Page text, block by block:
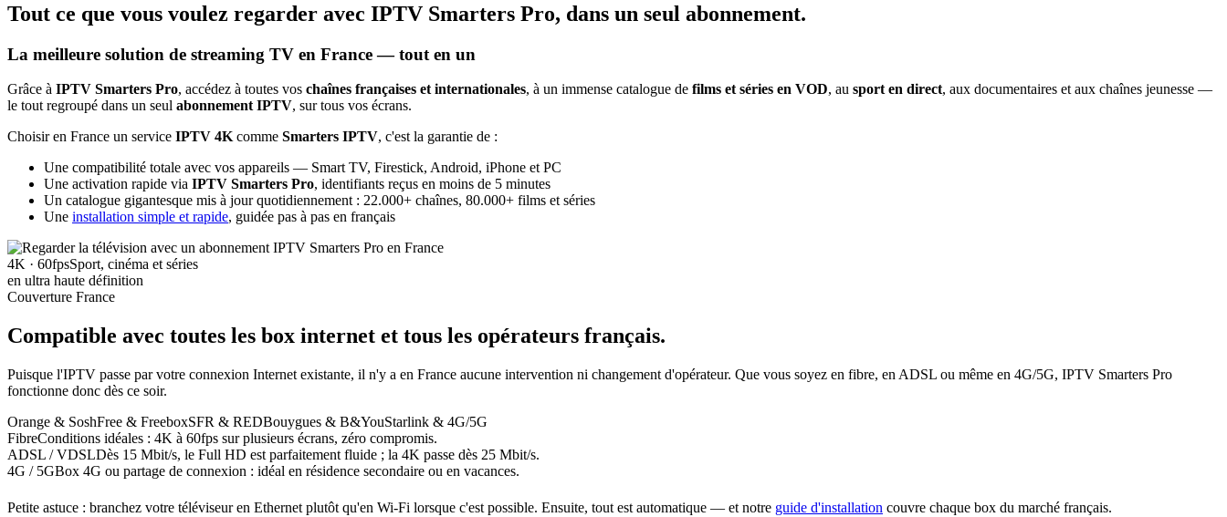
Tout ce que vous voulez regarder avec IPTV Smarters Pro, dans un seul abonnement.
La meilleure solution de streaming TV en France — tout en un
Grâce à IPTV Smarters Pro, accédez à toutes vos chaînes françaises et internationales, à un immense catalogue de films et séries en VOD, au sport en direct, aux documentaires et aux chaînes jeunesse —
le tout regroupé dans un seul abonnement IPTV, sur tous vos écrans.
Choisir en France un service IPTV 4K comme Smarters IPTV, c'est la garantie de :
Une compatibilité totale avec vos appareils — Smart TV, Firestick, Android, iPhone et PC
Une activation rapide via IPTV Smarters Pro, identifiants reçus en moins de 5 minutes
Un catalogue gigantesque mis à jour quotidiennement : 22.000+ chaînes, 80.000+ films et séries
Une installation simple et rapide, guidée pas à pas en français
4K · 60fpsSport, cinéma et séries
en ultra haute définition
Couverture France
Compatible avec toutes les box internet et tous les opérateurs français.
Puisque l'IPTV passe par votre connexion Internet existante, il n'y a en France aucune intervention ni changement d'opérateur. Que vous soyez en fibre, en ADSL ou même en 4G/5G, IPTV Smarters Pro
fonctionne donc dès ce soir.
Orange & SoshFree & FreeboxSFR & REDBouygues & B&YouStarlink & 4G/5G
FibreConditions idéales : 4K à 60fps sur plusieurs écrans, zéro compromis.
ADSL / VDSLDès 15 Mbit/s, le Full HD est parfaitement fluide ; la 4K passe dès 25 Mbit/s.
4G / 5GBox 4G ou partage de connexion : idéal en résidence secondaire ou en vacances.
Petite astuce : branchez votre téléviseur en Ethernet plutôt qu'en Wi-Fi lorsque c'est possible. Ensuite, tout est automatique — et notre guide d'installation couvre chaque box du marché français.